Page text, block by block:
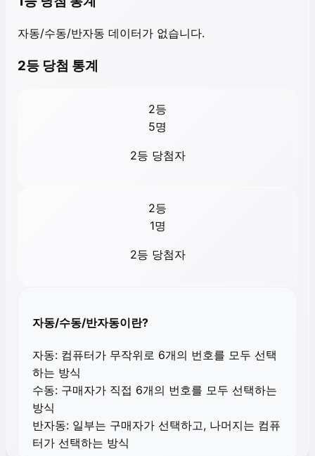
자동/수동/반자동 데이터가 없습니다.
2등 당첨 통계
2등
5명
2등 당첨자
2등
1명
2등 당첨자
자동/수동/반자동이란?
자동: 컴퓨터가 무작위로 6개의 번호를 모두 선택
하는 방식
수동: 구매자가 직접 6개의 번호를 모두 선택하는
방식
반자동: 일부는 구매자가 선택하고, 나머지는 컴퓨
터가 선택하는 방식